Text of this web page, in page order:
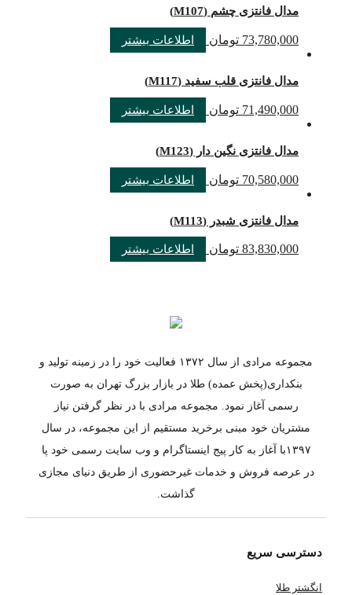
مدال فانتزی چشم (M107)
73,780,000 تومان اطلاعات بیشتر
مدال فانتزی قلب سفید (M117)
71,490,000 تومان اطلاعات بیشتر
مدال فانتزی نگین دار (M123)
70,580,000 تومان اطلاعات بیشتر
مدال فانتزی شبدر (M113)
83,830,000 تومان اطلاعات بیشتر
مجموعه مرادی از سال ۱۳۷۲ فعالیت خود را در زمینه تولید و
بنکداری(پخش عمده) طلا در بازار بزرگ تهران به صورت
رسمی آغاز نمود. مجموعه مرادی با در نظر گرفتن نیاز
مشتریان خود مبنی برخرید مستقیم از این مجموعه، در سال
۱۳۹۷با آغاز به کار پیج اینستاگرام و وب سایت رسمی خود پا
در عرصه فروش و خدمات غیرحضوری از طریق دنیای مجازی
گذاشت.
دسترسی سریع
انگشتر طلا